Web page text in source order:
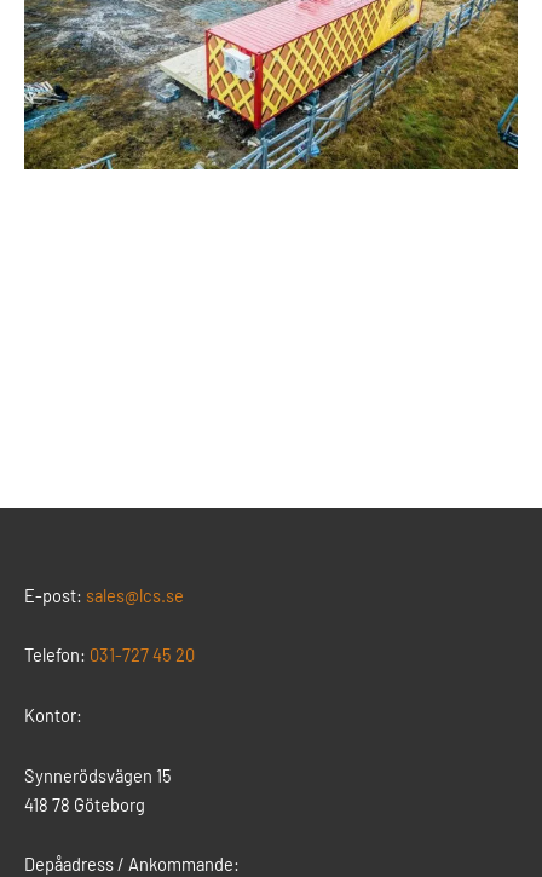
E-post: sales@lcs.se
Telefon: 031-727 45 20
Kontor:
Synnerödsvägen 15
418 78 Göteborg
Depåadress / Ankommande: